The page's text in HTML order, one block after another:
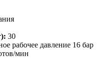
30
рабочее давление 16 бар
мин